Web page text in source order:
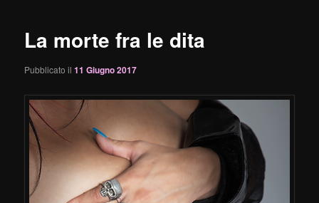
La morte fra le dita
Pubblicato il11 Giugno 2017